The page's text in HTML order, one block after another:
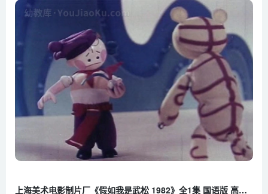
上海美术电影制片厂《假如我是武松 1982》全1集 国语版 高清/MKV/340M 百度云网盘下载